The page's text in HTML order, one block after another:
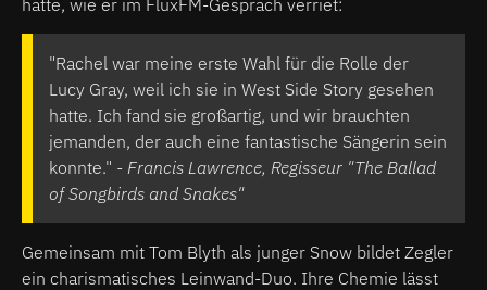
"Rachel war meine erste Wahl für die Rolle der
Lucy Gray, weil ich sie in West Side Story gesehen
hatte. Ich fand sie großartig, und wir brauchten
jemanden, der auch eine fantastische Sängerin sein
konnte." - Francis Lawrence, Regisseur "The Ballad
of Songbirds and Snakes"
Gemeinsam mit Tom Blyth als junger Snow bildet Zegler
ein charismatisches Leinwand-Duo. Ihre Chemie lässt